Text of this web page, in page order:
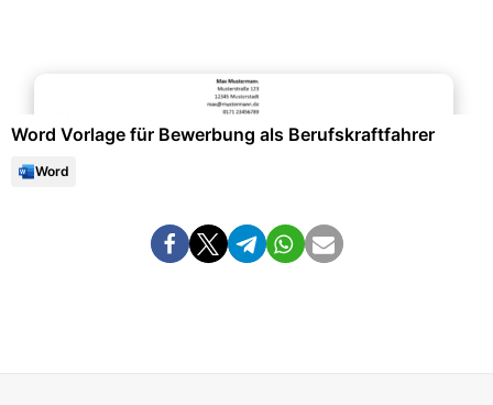
Word Vorlage für Bewerbung als Berufskraftfahrer
Word